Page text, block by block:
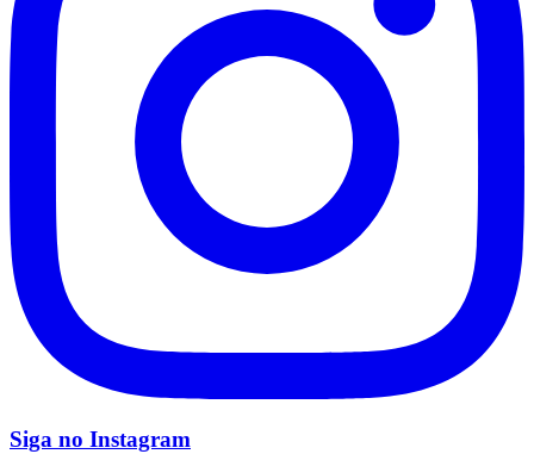
Flamengo
Siga no Instagram